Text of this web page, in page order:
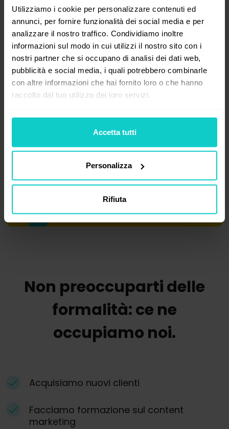
Utilizziamo i cookie per personalizzare contenuti ed
annunci, per fornire funzionalità dei social media e per
analizzare il nostro traffico. Condividiamo inoltre
informazioni sul modo in cui utilizzi il nostro sito con i
nostri partner che si occupano di analisi dei dati web,
pubblicità e social media, i quali potrebbero combinarle
con altre informazioni che hai fornito loro o che hanno
raccolto dal tuo utilizzo dei loro servizi.
Accetta tutti
Personalizza
Rifiuta
web e aspetta nuovi
ordini!
Allora, che ne dici?
Cominciamo?
Crea il tuo account
Ricorda che non sei
obbligato ad accettare
offerte che non
ti soddisfano.
Non preoccuparti delle
formalità: ce ne
occupiamo noi.
Acquisiamo nuovi clienti
Facciamo formazione sul content
marketing